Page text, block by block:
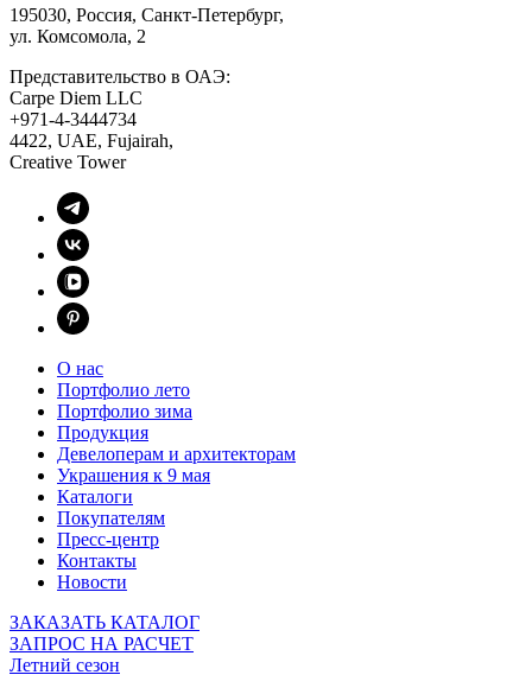
195030, Россия, Санкт-Петербург,
ул. Комсомола, 2
Представительство в ОАЭ:
Carpe Diem LLC
+971-4-3444734
4422, UAE, Fujairah,
Creative Tower
О нас
Портфолио лето
Портфолио зима
Продукция
Девелоперам и архитекторам
Украшения к 9 мая
Каталоги
Покупателям
Пресс-центр
Контакты
Новости
ЗАКАЗАТЬ КАТАЛОГ
ЗАПРОС НА РАСЧЕТ
Летний сезон